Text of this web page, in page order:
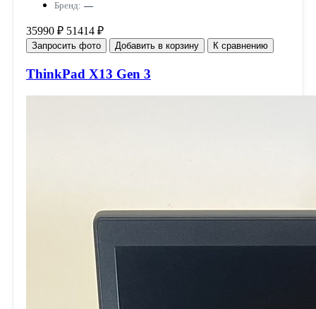
Бренд: —
35990 ₽ 51414 ₽
Запросить фото Добавить в корзину К сравнению
ThinkPad X13 Gen 3